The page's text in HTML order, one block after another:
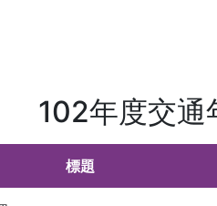
102年度交通
標題